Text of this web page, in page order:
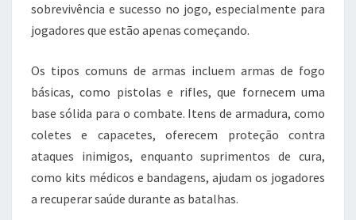
sobrevivência e sucesso no jogo, especialmente para
jogadores que estão apenas começando.
Os tipos comuns de armas incluem armas de fogo
básicas, como pistolas e rifles, que fornecem uma
base sólida para o combate. Itens de armadura, como
coletes e capacetes, oferecem proteção contra
ataques inimigos, enquanto suprimentos de cura,
como kits médicos e bandagens, ajudam os jogadores
a recuperar saúde durante as batalhas.